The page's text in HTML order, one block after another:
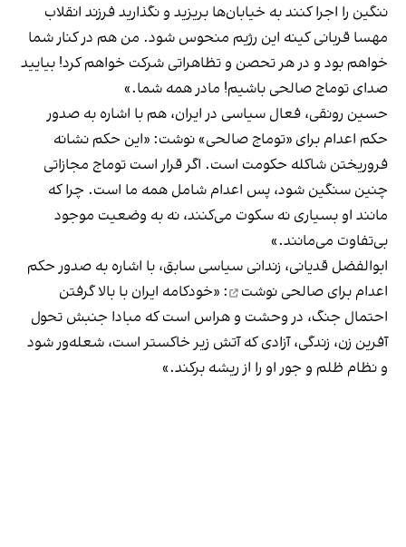
ننگین را اجرا کنند به خیابان‌ها بریزید و نگذارید فرزند انقلاب
مهسا قربانی کینه این رژیم منحوس شود. من هم در کنار شما
خواهم بود و در هر تحصن و تظاهراتی شرکت خواهم کرد! بیایید
صدای توماج صالحی باشیم! مادر همه شما.»
حسین رونقی، فعال سیاسی در ایران، هم با اشاره به صدور
حکم اعدام برای «توماج صالحی» نوشت: «این حکم نشانه
فروریختن شاکله حکومت است. اگر قرار است توماج مجازاتی
چنین سنگین شود، پس اعدام شامل همه ما است. چرا که
مانند او بسیاری نه سکوت می‌کنند، نه به وضعیت موجود
بی‌تفاوت می‌مانند.»
ابوالفضل قدیانی، زندانی سیاسی سابق، با اشاره به صدور حکم
اعدام برای صالحی نوشت
: «خودکامه ایران با بالا گرفتن
احتمال جنگ، در وحشت و هراس است که مبادا جنبش تحول
آفرین زن، زندگی، آزادی که آتش زیر خاکستر است، شعله‌ور شود
و نظام ظلم و جور او را از ریشه برکند.»